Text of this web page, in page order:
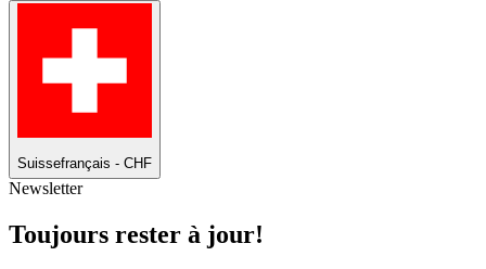
Suissefrançais - CHF
Newsletter
Toujours rester à jour!